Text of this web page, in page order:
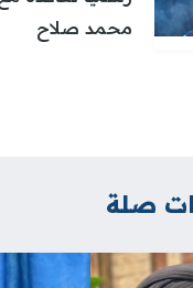
محمد صلاح
صلة